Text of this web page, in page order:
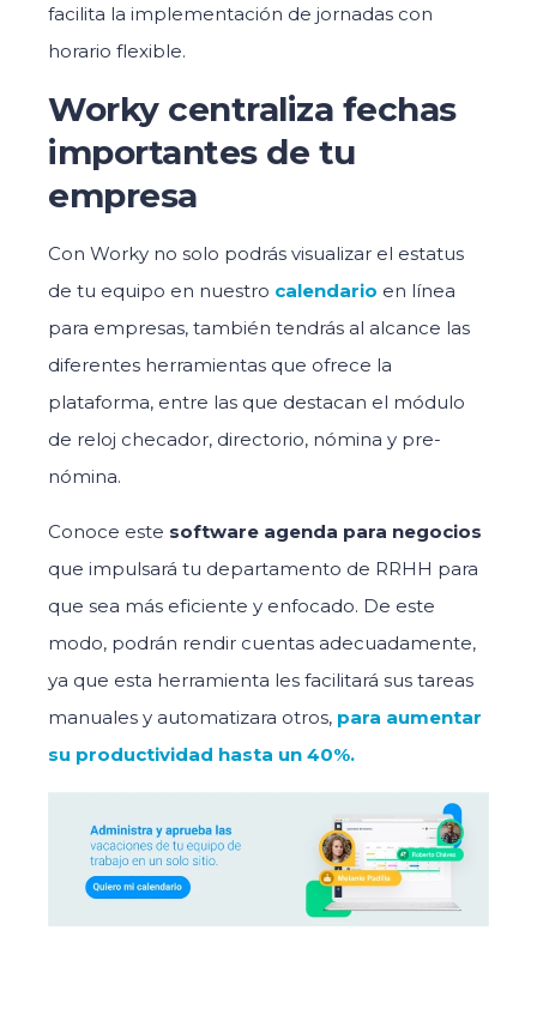
facilita la implementación de jornadas con
horario flexible.
Worky centraliza fechas
importantes de tu
empresa
Con Worky no solo podrás visualizar el estatus
de tu equipo en nuestro calendario en línea
para empresas, también tendrás al alcance las
diferentes herramientas que ofrece la
plataforma, entre las que destacan el módulo
de reloj checador, directorio, nómina y pre-
nómina.
Conoce este software agenda para negocios
que impulsará tu departamento de RRHH para
que sea más eficiente y enfocado. De este
modo, podrán rendir cuentas adecuadamente,
ya que esta herramienta les facilitará sus tareas
manuales y automatizara otros, para aumentar
su productividad hasta un 40%.